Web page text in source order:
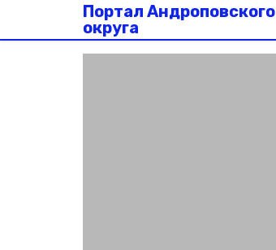
Портал Андроповского
округа